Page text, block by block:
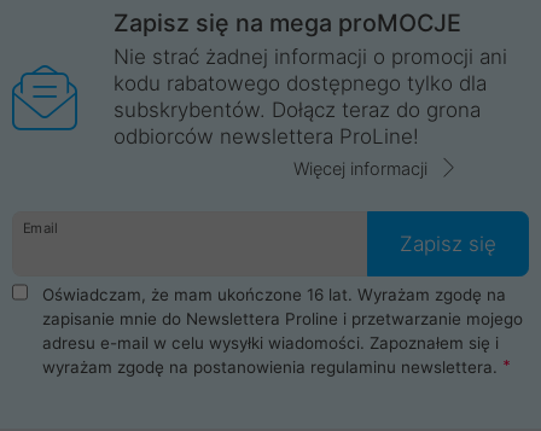
Zapisz się na mega proMOCJE
Nie strać żadnej informacji o promocji ani
kodu rabatowego dostępnego tylko dla
subskrybentów. Dołącz teraz do grona
odbiorców newslettera ProLine!
Więcej informacji
Email
Zapisz się
Oświadczam, że mam ukończone 16 lat. Wyrażam zgodę na
zapisanie mnie do Newslettera Proline i przetwarzanie mojego
adresu e-mail w celu wysyłki wiadomości. Zapoznałem się i
wyrażam zgodę na postanowienia regulaminu newslettera.